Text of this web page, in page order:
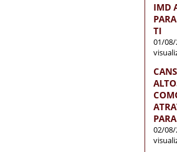
IMD
TI
01/08/
02/08/